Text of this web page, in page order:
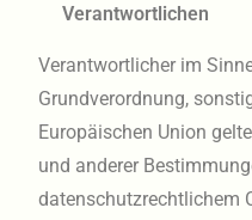
Verantwortlichen
Verantwortlicher im
Grundverordnung,
Europäischen Union
und anderer
datenschutzrechtlichem